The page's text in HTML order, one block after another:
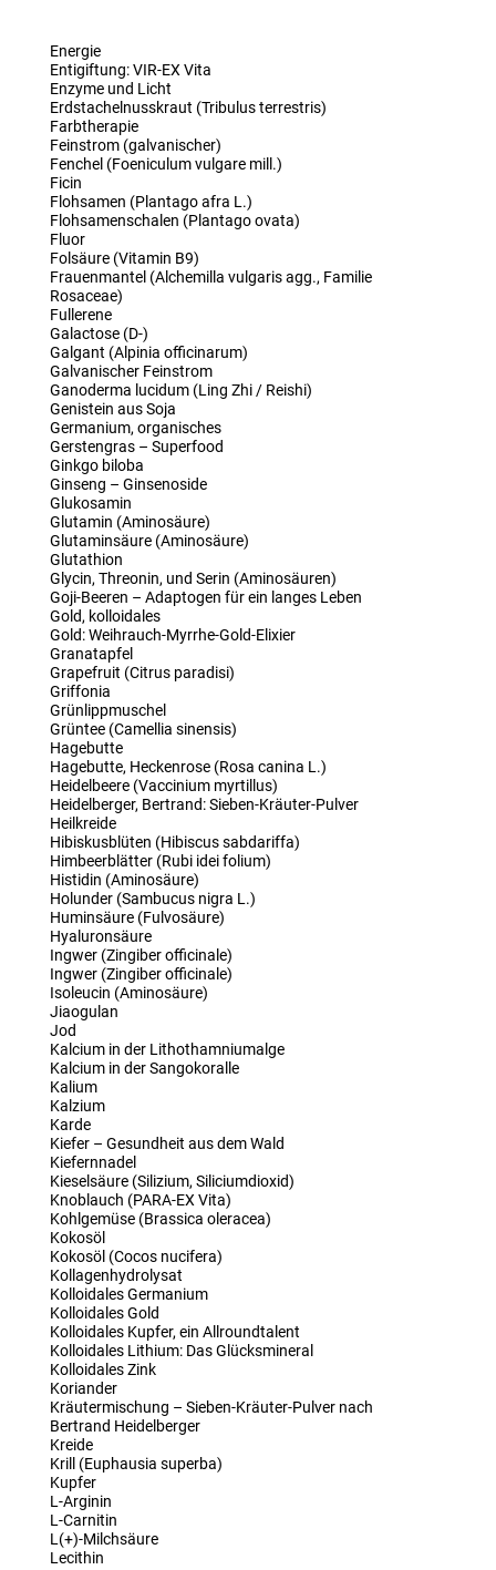
Energie
Entigiftung: VIR-EX Vita
Enzyme und Licht
Erdstachelnusskraut (Tribulus terrestris)
Farbtherapie
Feinstrom (galvanischer)
Fenchel (Foeniculum vulgare mill.)
Ficin
Flohsamen (Plantago afra L.)
Flohsamenschalen (Plantago ovata)
Fluor
Folsäure (Vitamin B9)
Frauenmantel (Alchemilla vulgaris agg., Familie
Rosaceae)
Fullerene
Galactose (D-)
Galgant (Alpinia officinarum)
Galvanischer Feinstrom
Ganoderma lucidum (Ling Zhi / Reishi)
Genistein aus Soja
Germanium, organisches
Gerstengras – Superfood
Ginkgo biloba
Ginseng – Ginsenoside
Glukosamin
Glutamin (Aminosäure)
Glutaminsäure (Aminosäure)
Glutathion
Glycin, Threonin, und Serin (Aminosäuren)
Goji-Beeren – Adaptogen für ein langes Leben
Gold, kolloidales
Gold: Weihrauch-Myrrhe-Gold-Elixier
Granatapfel
Grapefruit (Citrus paradisi)
Griffonia
Grünlippmuschel
Grüntee (Camellia sinensis)
Hagebutte
Hagebutte, Heckenrose (Rosa canina L.)
Heidelbeere (Vaccinium myrtillus)
Heidelberger, Bertrand: Sieben-Kräuter-Pulver
Heilkreide
Hibiskusblüten (Hibiscus sabdariffa)
Himbeerblätter (Rubi idei folium)
Histidin (Aminosäure)
Holunder (Sambucus nigra L.)
Huminsäure (Fulvosäure)
Hyaluronsäure
Ingwer (Zingiber officinale)
Ingwer (Zingiber officinale)
Isoleucin (Aminosäure)
Jiaogulan
Jod
Kalcium in der Lithothamniumalge
Kalcium in der Sangokoralle
Kalium
Kalzium
Karde
Kiefer – Gesundheit aus dem Wald
Kiefernnadel
Kieselsäure (Silizium, Siliciumdioxid)
Knoblauch (PARA-EX Vita)
Kohlgemüse (Brassica oleracea)
Kokosöl
Kokosöl (Cocos nucifera)
Kollagenhydrolysat
Kolloidales Germanium
Kolloidales Gold
Kolloidales Kupfer, ein Allroundtalent
Kolloidales Lithium: Das Glücksmineral
Kolloidales Zink
Koriander
Kräutermischung – Sieben-Kräuter-Pulver nach
Bertrand Heidelberger
Kreide
Krill (Euphausia superba)
Kupfer
L-Arginin
L-Carnitin
L(+)-Milchsäure
Lecithin